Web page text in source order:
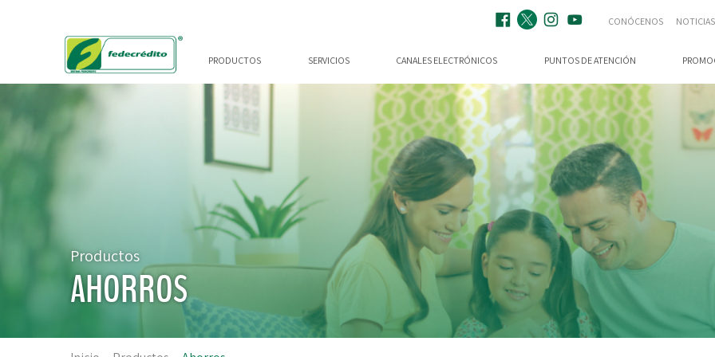
CONÓCENOS NOTICIAS
PRODUCTOS SERVICIOS CANALES ELECTRÓNICOS PUNTOS DE ATENCIÓN
Productos
AHORROS